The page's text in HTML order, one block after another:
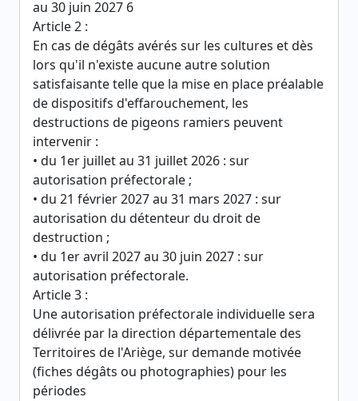
au 30 juin 2027 6
Article 2 :
En cas de dégâts avérés sur les cultures et dès
lors qu'il n'existe aucune autre solution
satisfaisante telle que la mise en place préalable
de dispositifs d'effarouchement, les
destructions de pigeons ramiers peuvent
intervenir :
• du 1er juillet au 31 juillet 2026 : sur
autorisation préfectorale ;
• du 21 février 2027 au 31 mars 2027 : sur
autorisation du détenteur du droit de
destruction ;
• du 1er avril 2027 au 30 juin 2027 : sur
autorisation préfectorale.
Article 3 :
Une autorisation préfectorale individuelle sera
délivrée par la direction départementale des
Territoires de l'Ariège, sur demande motivée
(fiches dégâts ou photographies) pour les
périodes